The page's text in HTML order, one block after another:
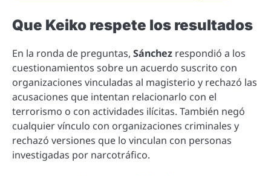
Que Keiko respete los resultados
En la ronda de preguntas, Sánchez respondió a los
cuestionamientos sobre un acuerdo suscrito con
organizaciones vinculadas al magisterio y rechazó las
acusaciones que intentan relacionarlo con el
terrorismo o con actividades ilícitas. También negó
cualquier vínculo con organizaciones criminales y
rechazó versiones que lo vinculan con personas
investigadas por narcotráfico.